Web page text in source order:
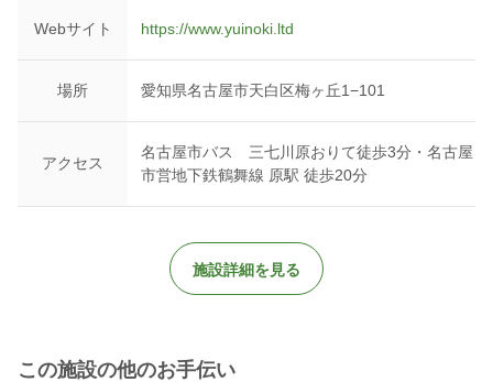
http://www.youtube.com/channel/UClDAxgfcMjXLvMVWTX7p2eg?
日程については下記の予定以外でも調整可能です。気軽にご相談
ください。
Webサイト https://www.yuinoki.ltd
場所 愛知県名古屋市天白区梅ヶ丘1−101
アクセス
名古屋市バス 三七川原おりて徒歩3分・名古屋
市営地下鉄鶴舞線 原駅 徒歩20分
施設詳細を見る
この施設の他のお手伝い